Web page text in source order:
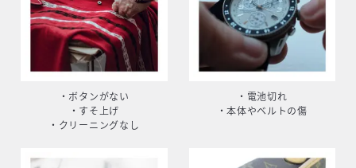
・ボタンがない
・すそ上げ
・クリーニングなし
・電池切れ
・本体やベルトの傷